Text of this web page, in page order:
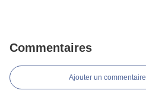
Commentaires
Ajouter un commentaire